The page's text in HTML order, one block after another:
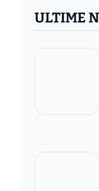
ULTIME